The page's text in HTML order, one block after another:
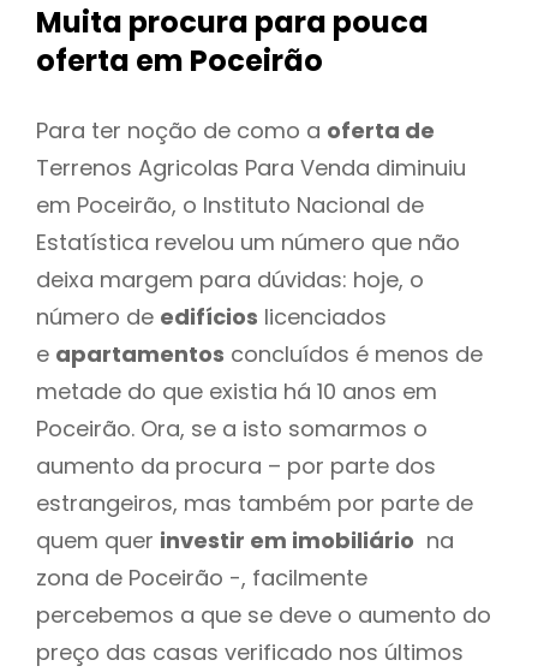
Muita procura para pouca
oferta em Poceirão
Para ter noção de como a oferta de
Terrenos Agricolas Para Venda diminuiu
em Poceirão, o Instituto Nacional de
Estatística revelou um número que não
deixa margem para dúvidas: hoje, o
número de edifícios licenciados
e apartamentos concluídos é menos de
metade do que existia há 10 anos em
Poceirão. Ora, se a isto somarmos o
aumento da procura – por parte dos
estrangeiros, mas também por parte de
quem quer investir em imobiliário na
zona de Poceirão -, facilmente
percebemos a que se deve o aumento do
preço das casas verificado nos últimos